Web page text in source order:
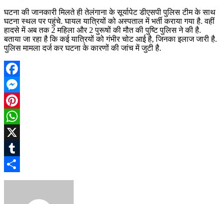
घटना की जानकारी मिलते ही तेलंगाना के सूर्यापेट डीएसपी पुलिस टीम के साथ
घटना स्थल पर पहुंचे. घायल यात्रियों को अस्पताल में भर्ती कराया गया है. वहीं
हादसे में अब तक 2 महिला और 2 पुरूषों की मौत की पुष्टि पुलिस ने की है.
बताया जा रहा है कि कई यात्रियों को गंभीर चोट आई है, जिनका इलाज जारी है.
पुलिस मामला दर्ज कर घटना के कारणों की जांच में जुटी है.
Facebook
Messenger
Pinterest
WhatsApp
X
Tumblr
Share